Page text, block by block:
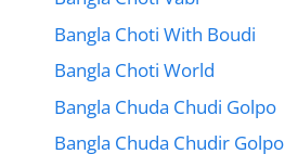
Bangla Choti With Boudi
Bangla Choti World
Bangla Chuda Chudi Golpo
Bangla Chuda Chudir Golpo